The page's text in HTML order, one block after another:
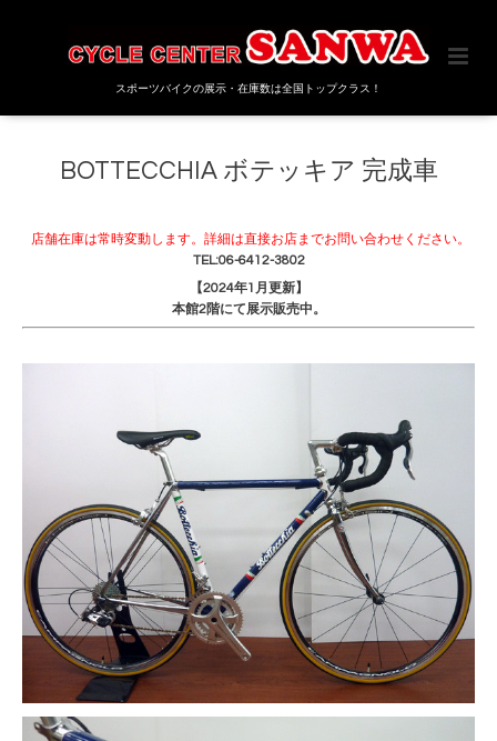
スポーツバイクの展示・在庫数は全国トップクラス！
BOTTECCHIA ボテッキア 完成車
店舗在庫は常時変動します。詳細は直接お店までお問い合わせください。
TEL:06-6412-3802
【2024年1月更新】
本館2階にて展示販売中。